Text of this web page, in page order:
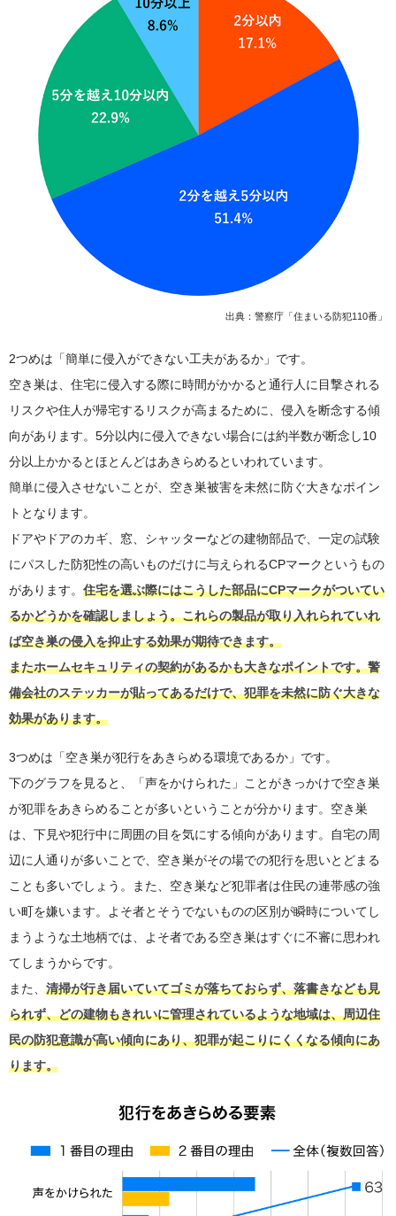
出典：警察庁「住まいる防犯110番」
2つめは「簡単に侵入ができない工夫があるか」です。
空き巣は、住宅に侵入する際に時間がかかると通行人に目撃される
リスクや住人が帰宅するリスクが高まるために、侵入を断念する傾
向があります。5分以内に侵入できない場合には約半数が断念し10
分以上かかるとほとんどはあきらめるといわれています。
簡単に侵入させないことが、空き巣被害を未然に防ぐ大きなポイン
トとなります。
ドアやドアのカギ、窓、シャッターなどの建物部品で、一定の試験
にパスした防犯性の高いものだけに与えられるCPマークというもの
があります。 住宅を選ぶ際にはこうした部品にCPマークがついてい
るかどうかを確認しましょう。これらの製品が取り入れられていれ
ば空き巣の侵入を抑止する効果が期待できます。
またホームセキュリティの契約があるかも大きなポイントです。警
備会社のステッカーが貼ってあるだけで、犯罪を未然に防ぐ大きな
効果があります。
3つめは「空き巣が犯行をあきらめる環境であるか」です。
下のグラフを見ると、「声をかけられた」ことがきっかけで空き巣
が犯罪をあきらめることが多いということが分かります。空き巣
は、下見や犯行中に周囲の目を気にする傾向があります。自宅の周
辺に人通りが多いことで、空き巣がその場での犯行を思いとどまる
ことも多いでしょう。また、空き巣など犯罪者は住民の連帯感の強
い町を嫌います。よそ者とそうでないものの区別が瞬時についてし
まうような土地柄では、よそ者である空き巣はすぐに不審に思われ
てしまうからです。
また、 清掃が行き届いていてゴミが落ちておらず、落書きなども見
られず、どの建物もきれいに管理されているような地域は、周辺住
民の防犯意識が高い傾向にあり、犯罪が起こりにくくなる傾向にあ
ります。